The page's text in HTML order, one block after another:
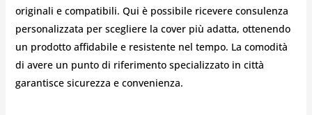
originali e compatibili. Qui è possibile ricevere consulenza
personalizzata per scegliere la cover più adatta, ottenendo
un prodotto affidabile e resistente nel tempo. La comodità
di avere un punto di riferimento specializzato in città
garantisce sicurezza e convenienza.